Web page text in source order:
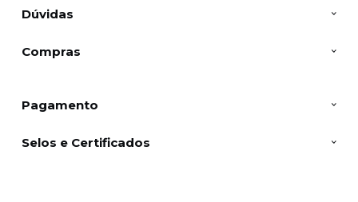
Dúvidas
Compras
Pagamento
Selos e Certificados